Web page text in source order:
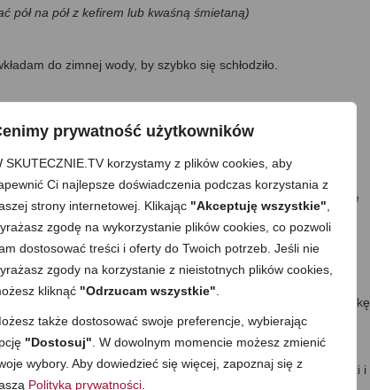
prywatność użytkowników
SKUTECZNIE.TV korzystamy z plików cookies, aby
Ci najlepsze doświadczenia podczas korzystania z
strony internetowej. Klikając "Akceptuję wszystkie"
zgodę na wykorzystanie plików cookies, co pozwoli
dostosować treści i oferty do Twoich potrzeb. Jeśli nie
zgody na korzystanie z nieistotnych plików cookies,
kliknąć "Odrzucam wszystkie"
także dostosować swoje preferencje, wybierając
"Dostosuj" . W dowolnym momencie możesz zmienić
wybory. Aby dowiedzieć się więcej, zapoznaj się z
Polityką prywatności
pół na pół z kefirem lub kwaśną śmietaną)
do zimnej wody, by szybko się schłodziło.
papryki kroję w cienkie paski, ale niezbyt długie, by
papryczki peperoni drobno siekam lub kroję w cieniutkie
czy ósemki –w zależności od tego jak chcę je podać;)
lub drobno siekam.
przez praskę lub drobno posiekany ząbek czosnku. Maślankę
i dolewam do warzyw. Doprawiam solą, odstawiam pod
się smaków, po czym mocno schłodzony podaję.
jajko szynką drobiową. Kroję wówczas w drobne paseczki i